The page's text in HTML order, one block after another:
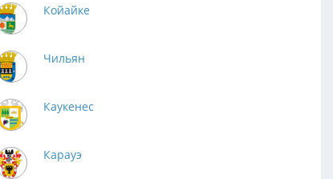
Койайке
Чильян
Каукенес
Карауэ